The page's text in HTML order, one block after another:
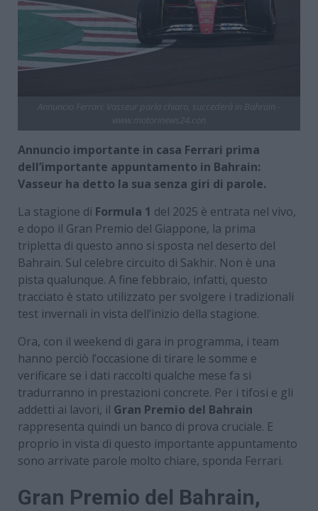
Annuncio importante in casa Ferrari prima
dell’importante appuntamento in Bahrain:
Vasseur ha detto la sua senza giri di parole.
La stagione di Formula 1 del 2025 è entrata nel vivo,
e dopo il Gran Premio del Giappone, la prima
tripletta di questo anno si sposta nel deserto del
Bahrain. Sul celebre circuito di Sakhir. Non è una
pista qualunque. A fine febbraio, infatti, questo
tracciato è stato utilizzato per svolgere i tradizionali
test invernali in vista dell’inizio della stagione.
Ora, con il weekend di gara in programma, i team
hanno perciò l’occasione di tirare le somme e
verificare se i dati raccolti qualche mese fa si
tradurranno in prestazioni concrete. Per i tifosi e gli
addetti ai lavori, il Gran Premio del Bahrain
rappresenta quindi un banco di prova cruciale. E
proprio in vista di questo importante appuntamento
sono arrivate parole molto chiare, sponda Ferrari.
Gran Premio del Bahrain,